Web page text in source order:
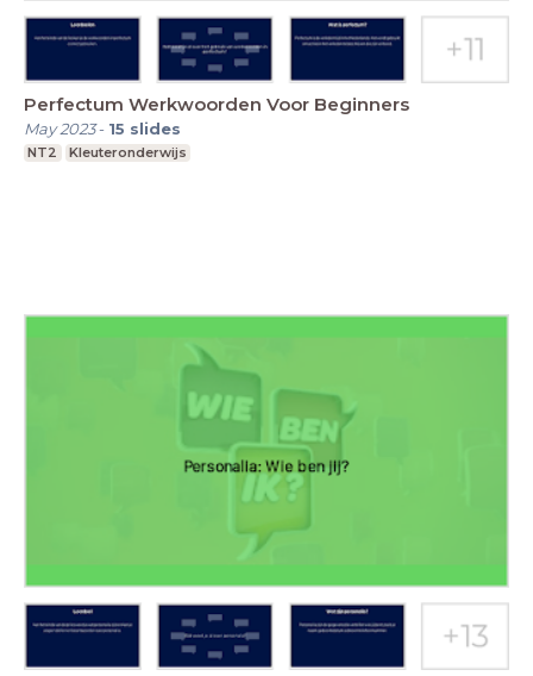
Perfectum Werkwoorden Voor Beginners
May 2023- 15 slides
NT2 Kleuteronderwijs